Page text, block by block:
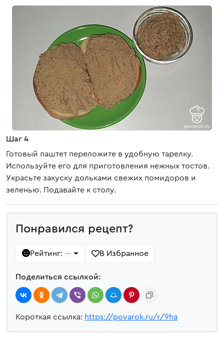
Шаг 4
Готовый паштет переложите в удобную тарелку.
Используйте его для приготовления нежных тостов.
Украсьте закуску дольками свежих помидоров и
зеленью. Подавайте к столу.
Понравился рецепт?
Рейтинг: — В Избранное
Поделиться ссылкой:
Короткая ссылка: https://povarok.ru/r/9ha